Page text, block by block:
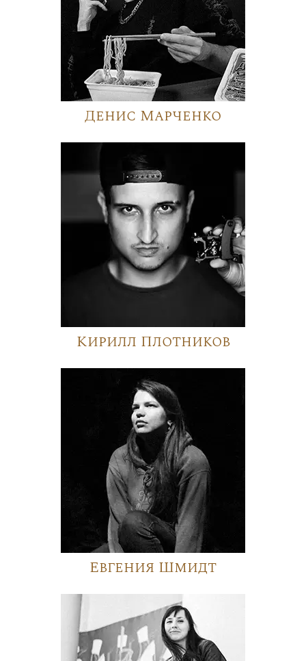
Денис Марченко
Кирилл Плотников
Евгения Шмидт